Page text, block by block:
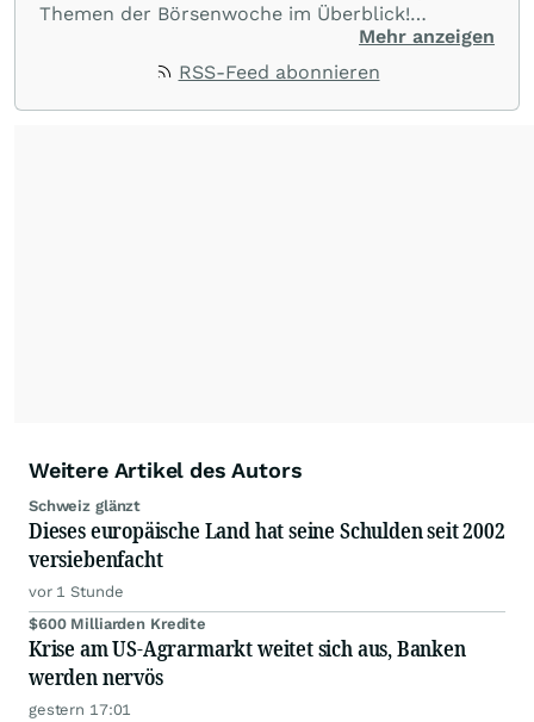
Themen der Börsenwoche im Überblick!
Verpassen Sie kein wichtiges Anleger-Thema!Für
Beiträge auf diesem journalistischen Channel ist
Redaktion verantwortlich. Die Fachjournalisten
Mehr anzeigen
RSS-Feed abonnieren
Weitere Artikel des Autors
Schweiz glänzt
Dieses europäische Land hat seine Schulden seit 2002
versiebenfacht
vor 1 Stunde
$600 Milliarden Kredite
Krise am US-Agrarmarkt weitet sich aus, Banken
werden nervös
gestern 17:01